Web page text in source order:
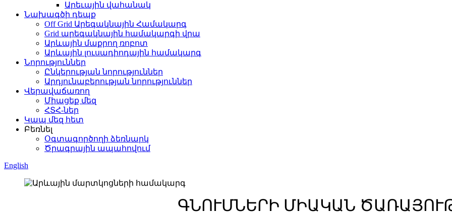
Արեւային վահանակ
Նախագծի դեպք
Off Grid Արեգակնային Համակարգ
Grid արեգակնային համակարգի վրա
Արևային մաքրող ռոբոտ
Արևային լուսադիոդային համակարգ
Նորություններ
Ընկերության նորություններ
Արդյունաբերության նորություններ
Վերավաճառող
Միացեք մեզ
ՀՏՀ-ներ
Կապ մեզ հետ
Բեռնել
Օգտագործողի ձեռնարկ
Ծրագրային ապահովում
English
ԳՆՈՒՄՆԵՐԻ ՄԻԱԿԱՆ